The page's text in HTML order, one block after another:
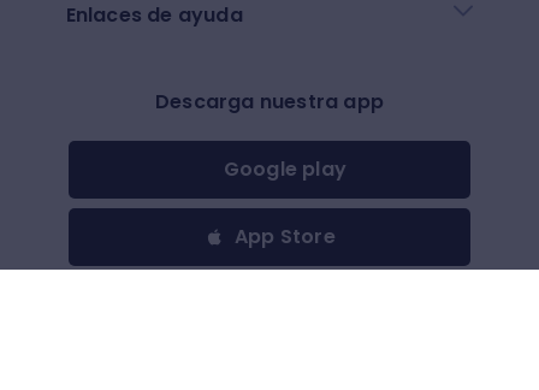
Enlaces de ayuda
Descarga nuestra app
Google play
App Store